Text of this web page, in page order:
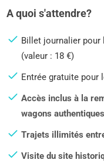
A quoi s'attendre?
Billet journalier pour
(valeur : 18 €)
Entrée gratuite pour
Accès inclus à la
wagons authentiques
Trajets illimités
Visite du site